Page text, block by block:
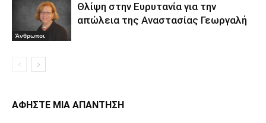
Άνθρωποι
Θλίψη στην Ευρυτανία για την
απώλεια της Αναστασίας Γεωργαλή
ΑΦΗΣΤΕ ΜΙΑ ΑΠΑΝΤΗΣΗ